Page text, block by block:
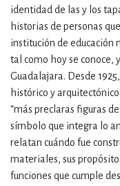
identidad de las y los
historias de personas
institución de educación
tal como hoy se conoce,
Guadalajara. Desde
histórico y
“más preclaras figuras
símbolo que integra lo
relatan cuándo fue
materiales, sus
funciones que cumple